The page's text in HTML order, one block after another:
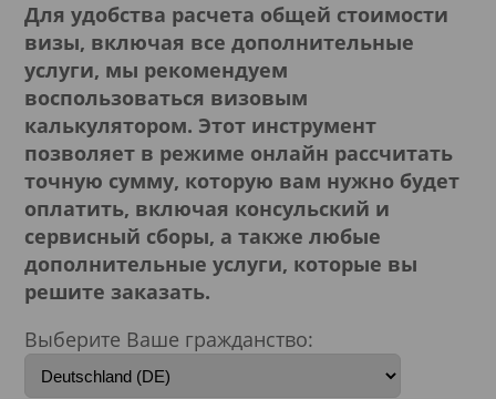
Для удобства расчета общей стоимости
визы, включая все дополнительные
услуги, мы рекомендуем
воспользоваться визовым
калькулятором. Этот инструмент
позволяет в режиме онлайн рассчитать
точную сумму, которую вам нужно будет
оплатить, включая консульский и
сервисный сборы, а также любые
дополнительные услуги, которые вы
решите заказать.
Выберите Ваше гражданство: